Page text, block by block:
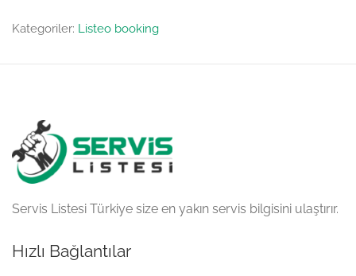
Kategoriler: Listeo booking
Servis Listesi Türkiye size en yakın servis bilgisini ulaştırır.
Hızlı Bağlantılar